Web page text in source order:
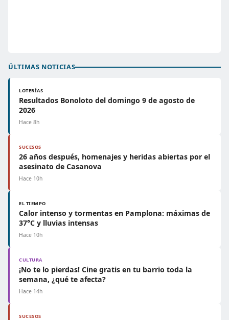
ÚLTIMAS NOTICIAS
LOTERÍAS
Resultados Bonoloto del domingo 9 de agosto de
2026
Hace 8h
SUCESOS
26 años después, homenajes y heridas abiertas por el
asesinato de Casanova
Hace 10h
EL TIEMPO
Calor intenso y tormentas en Pamplona: máximas de
37°C y lluvias intensas
Hace 10h
CULTURA
¡No te lo pierdas! Cine gratis en tu barrio toda la
semana, ¿qué te afecta?
Hace 14h
SUCESOS